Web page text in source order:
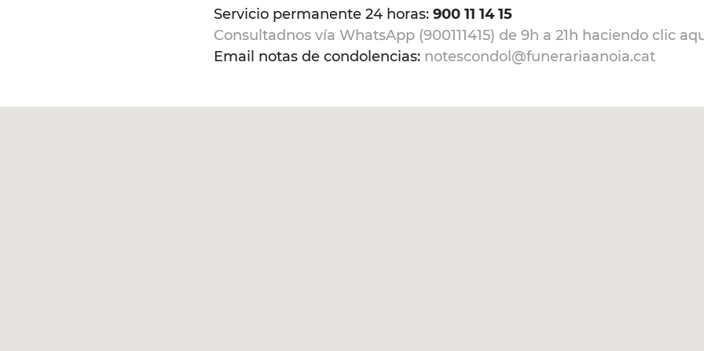
Servicio permanente 24 horas: 900 11 14 15
Consultadnos vía WhatsApp (900111415) de 9h a 21h haciendo clic
Email notas de condolencias: notescondol@funerariaanoia.cat